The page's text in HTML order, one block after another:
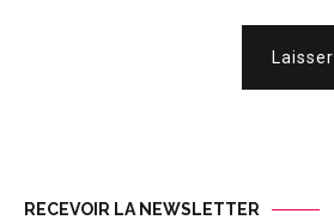
RECEVOIR LA NEWSLETTER